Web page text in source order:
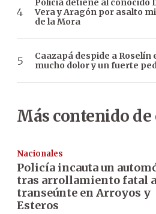
Policía detiene al conocido
Vera y Aragón por asalto
de la Mora
Caazapá despide a
mucho dolor y un fuerte
Más contenido de
Nacionales
Policía incauta un
tras arrollamiento fatal a
transeúnte en Arroyos y
Esteros